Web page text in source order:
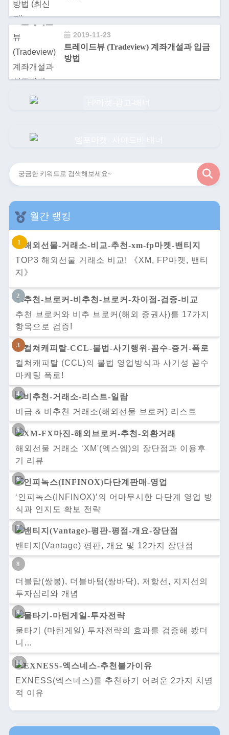
2019-11-23
트레이드뷰 (Tradeview) 계좌개설과 입금
방법
검
월간 랭킹
TOP3 해외선물 거래소 비교! 《XM, FP마켓, 밴티
지》
추천 브로커와 비추 브로커(해외 증권사)를 17가지
항목으로 검증!
컬쳐캐피탈 (CCL)의 불법 영업방식과 사기성 꼼수
마케팅 폭로!
비급 & 비추천 거래소(해외선물 브로커) 리스트
해외선물 거래소 ‘XM'(엑스엠)의 장단점과 이용후
기 리뷰
‘인피녹스(INFINOX)’의 어마무시한 다단계 영업 방
식과 인지도 확보 전략
밴티지(Vantage) 평판, 개요 및 12가지 장단점
더블탑(쌍봉), 더블바텀(쌍바닥), 저항선, 지지선의
투자심리와 개념
물타기 (마틴게일) 투자전략의 효과를 검증해 봤더
니…
EXNESS(엑스네스)를 추천하기 어려운 2가지 치명
적 이유